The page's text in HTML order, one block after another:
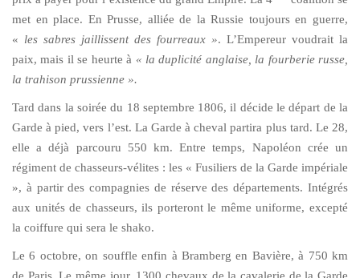
met en place. En Prusse, alliée de la Russie toujours en guerre,
« les sabres jaillissent des fourreaux ». L’Empereur voudrait la
paix, mais il se heurte à « la duplicité anglaise, la fourberie russe,
la trahison prussienne ».
Tard dans la soirée du 18 septembre 1806, il décide le départ de la
Garde à pied, vers l’est. La Garde à cheval partira plus tard. Le 28,
elle a déjà parcouru 550 km. Entre temps, Napoléon crée un
régiment de chasseurs-vélites : les « Fusiliers de la Garde impériale
», à partir des compagnies de réserve des départements. Intégrés
aux unités de chasseurs, ils porteront le même uniforme, excepté
la coiffure qui sera le shako.
Le 6 octobre, on souffle enfin à Bramberg en Bavière, à 750 km
de Paris. Le même jour, 1300 chevaux de la cavalerie de la Garde